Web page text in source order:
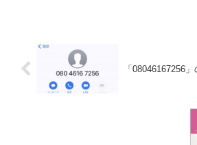
「08046167256